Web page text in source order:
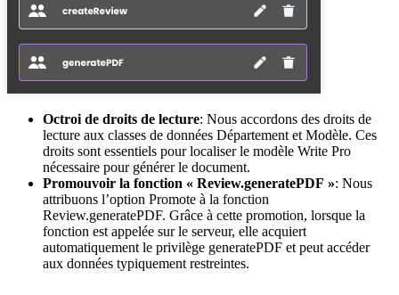
Octroi de droits de lecture: Nous accordons des droits de
lecture aux classes de données Département et Modèle. Ces
droits sont essentiels pour localiser le modèle Write Pro
nécessaire pour générer le document.
Promouvoir la fonction « Review.generatePDF »: Nous
attribuons l’option Promote à la fonction
Review.generatePDF. Grâce à cette promotion, lorsque la
fonction est appelée sur le serveur, elle acquiert
automatiquement le privilège generatePDF et peut accéder
aux données typiquement restreintes.